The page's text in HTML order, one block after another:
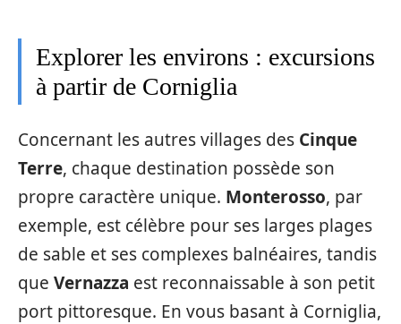
Explorer les environs : excursions
à partir de Corniglia
Concernant les autres villages des Cinque
Terre, chaque destination possède son
propre caractère unique. Monterosso, par
exemple, est célèbre pour ses larges plages
de sable et ses complexes balnéaires, tandis
que Vernazza est reconnaissable à son petit
port pittoresque. En vous basant à Corniglia,